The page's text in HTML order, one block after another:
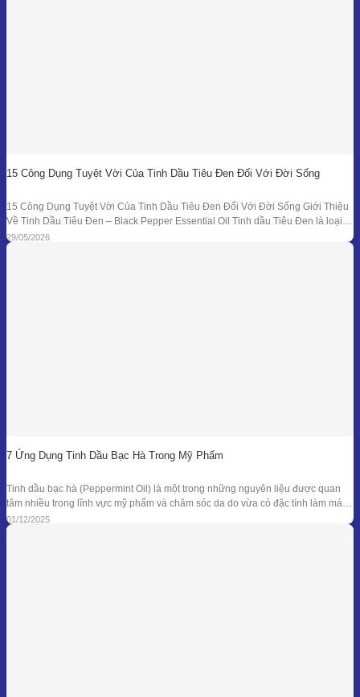
15 Công Dụng Tuyệt Vời Của Tinh Dầu Tiêu Đen Đối Với Đời Sống
15 Công Dụng Tuyệt Vời Của Tinh Dầu Tiêu Đen Đối Với Đời Sống Giới Thiệu
Về Tinh Dầu Tiêu Đen – Black Pepper Essential Oil Tinh dầu Tiêu Đen là loại
tinh dầu thiên nhiên được chiết xuất từ quả của cây Tiêu Đen (Piper nigrum)
bằng phương pháp chưng cất hơi nước. Đây là
29/05/2026
7 Ứng Dụng Tinh Dầu Bạc Hà Trong Mỹ Phẩm
Tinh dầu bạc hà (Peppermint Oil) là một trong những nguyên liệu được quan
tâm nhiều trong lĩnh vực mỹ phẩm và chăm sóc da do vừa có đặc tính làm mát
đặc trưng, vừa sở hữu phổ kháng khuẩn và khử mùi tự nhiên đã được ghi nhận
trong nhiều nghiên cứu. Giá trị
01/12/2025